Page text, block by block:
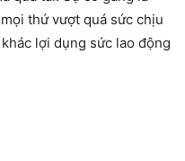
thứ vượt quá sức chịu
lợi dụng sức lao động